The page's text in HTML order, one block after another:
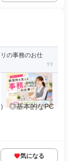
の事務のお仕
◎基本的なPC
気になる